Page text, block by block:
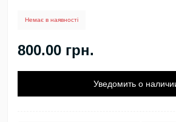
Немає в наявності
800.00 грн.
Уведомить о